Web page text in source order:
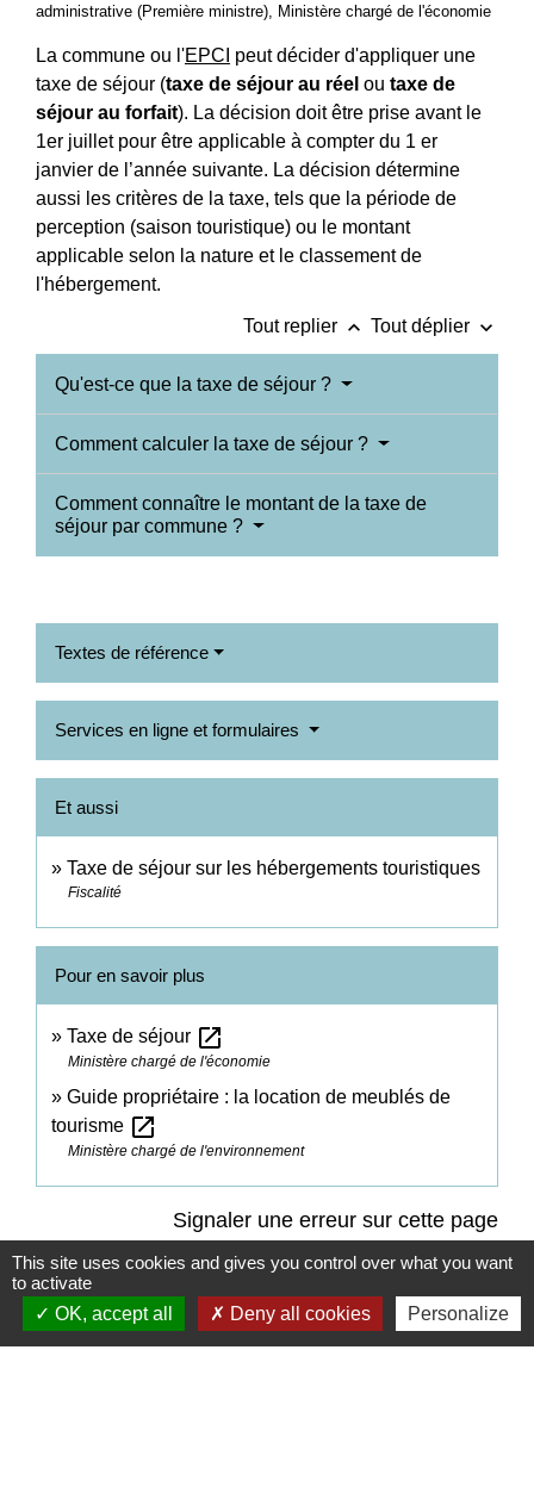
administrative (Première ministre), Ministère chargé de l'économie
La commune ou l'EPCI peut décider d'appliquer une
taxe de séjour (taxe de séjour au réel ou taxe de
séjour au forfait). La décision doit être prise avant le
1er juillet pour être applicable à compter du 1 er
janvier de l’année suivante. La décision détermine
aussi les critères de la taxe, tels que la période de
perception (saison touristique) ou le montant
applicable selon la nature et le classement de
l'hébergement.
Tout replier keyboard_arrow_up Tout déplier keyboard_arrow_down
Qu'est-ce que la taxe de séjour ?
Comment calculer la taxe de séjour ?
Comment connaître le montant de la taxe de
séjour par commune ?
Textes de référence
Services en ligne et formulaires
Et aussi
Taxe de séjour sur les hébergements touristiques
Fiscalité
Pour en savoir plus
Taxe de séjour open_in_new
Ministère chargé de l'économie
Guide propriétaire : la location de meublés de
tourisme open_in_new
Ministère chargé de l'environnement
Signaler une erreur sur cette page
This site uses cookies and gives you control over what you want
to activate
OK, accept all
Deny all cookies Personalize